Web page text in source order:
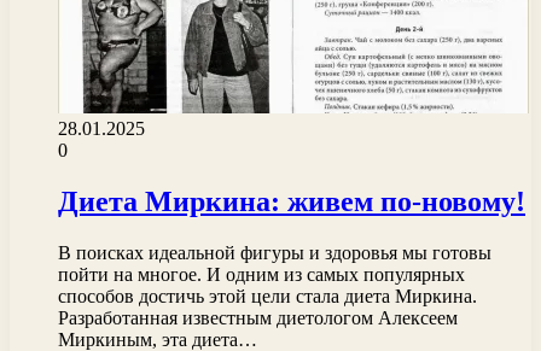
28.01.2025
0
Диета Миркина: живем по-новому!
В поисках идеальной фигуры и здоровья мы готовы
пойти на многое. И одним из самых популярных
способов достичь этой цели стала диета Миркина.
Разработанная известным диетологом Алексеем
Миркиным, эта диета…